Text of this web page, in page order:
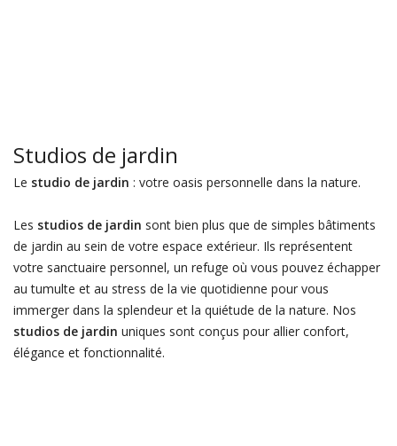
Studios de jardin
Le studio de jardin : votre oasis personnelle dans la nature.
Les studios de jardin sont bien plus que de simples bâtiments
de jardin au sein de votre espace extérieur. Ils représentent
votre sanctuaire personnel, un refuge où vous pouvez échapper
au tumulte et au stress de la vie quotidienne pour vous
immerger dans la splendeur et la quiétude de la nature. Nos
studios de jardin uniques sont conçus pour allier confort,
élégance et fonctionnalité.